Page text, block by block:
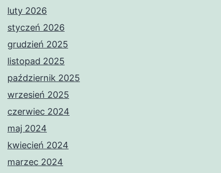
luty 2026
styczeń 2026
grudzień 2025
listopad 2025
październik 2025
wrzesień 2025
czerwiec 2024
maj 2024
kwiecień 2024
marzec 2024